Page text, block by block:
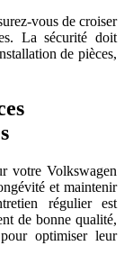
vous de croiser
La sécurité doit
de pièces,
votre Volkswagen
et maintenir
régulier est
de bonne qualité,
optimiser leur